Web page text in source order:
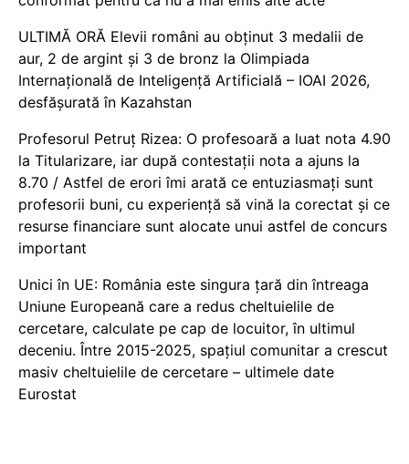
ULTIMĂ ORĂ Elevii români au obținut 3 medalii de
aur, 2 de argint și 3 de bronz la Olimpiada
Internațională de Inteligență Artificială – IOAI 2026,
desfășurată în Kazahstan
Profesorul Petruț Rizea: O profesoară a luat nota 4.90
la Titularizare, iar după contestații nota a ajuns la
8.70 / Astfel de erori îmi arată ce entuziasmați sunt
profesorii buni, cu experiență să vină la corectat și ce
resurse financiare sunt alocate unui astfel de concurs
important
Unici în UE: România este singura țară din întreaga
Uniune Europeană care a redus cheltuielile de
cercetare, calculate pe cap de locuitor, în ultimul
deceniu. Între 2015-2025, spațiul comunitar a crescut
masiv cheltuielile de cercetare – ultimele date
Eurostat